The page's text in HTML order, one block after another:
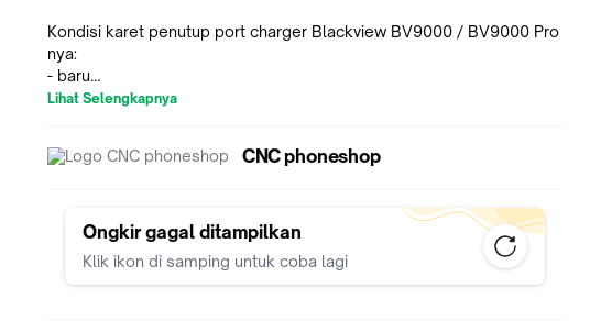
Kondisi karet penutup port charger Blackview BV9000 / BV9000 Pro
nya:
- baru
- original Blackview
Spesifikasi karet penutup (rubber) hape outdoor nya:
BV9000 Pro
- kwalitas original Blackview ya
Lihat Selengkapnya
CNC phoneshop
Ongkir gagal ditampilkan
Klik ikon di samping untuk coba lagi